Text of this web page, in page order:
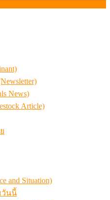
News)
Article)
and Situation)
วันนี้